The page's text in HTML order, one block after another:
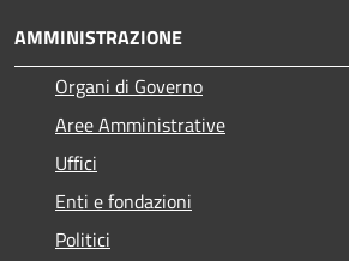
AMMINISTRAZIONE
Organi di Governo
Aree Amministrative
Uffici
Enti e fondazioni
Politici